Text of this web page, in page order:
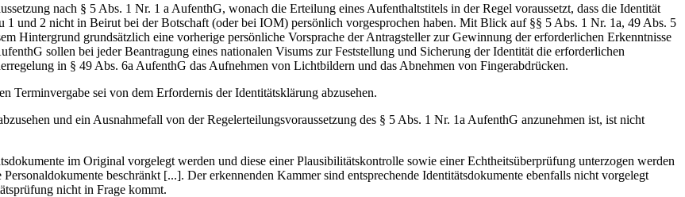
nach § 5 Abs. 1 Nr. 1 a AufenthG, wonach die Erteilung eines Aufenthaltstitels in der Regel voraussetzt, dass die Identität
1 und 2 nicht in Beirut bei der Botschaft (oder bei IOM) persönlich vorgesprochen haben. Mit Blick auf §§ 5 Abs. 1 Nr. 1a, 49 Abs. 5
Hintergrund grundsätzlich eine vorherige persönliche Vorsprache der Antragsteller zur Gewinnung der erforderlichen Erkenntnisse
sollen bei jeder Beantragung eines nationalen Visums zur Feststellung und Sicherung der Identität die erforderlichen
in § 49 Abs. 6a AufenthG das Aufnehmen von Lichtbildern und das Abnehmen von Fingerabdrücken.
Terminvergabe sei von dem Erfordernis der Identitätsklärung abzusehen.
und ein Ausnahmefall von der Regelerteilungsvoraussetzung des § 5 Abs. 1 Nr. 1a AufenthG anzunehmen ist, ist nicht
im Original vorgelegt werden und diese einer Plausibilitätskontrolle sowie einer Echtheitsüberprüfung unterzogen werden
beschränkt [...]. Der erkennenden Kammer sind entsprechende Identitätsdokumente ebenfalls nicht vorgelegt
nicht in Frage kommt.